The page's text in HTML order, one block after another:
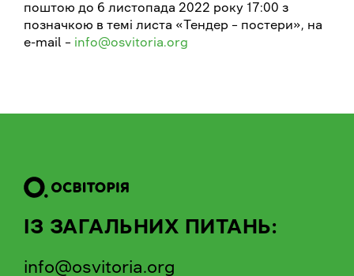
поштою до 6 листопада 2022 року 17:00 з
позначкою в темі листа «Тендер – постери», на
e-mail – info@osvitoria.org
ІЗ ЗАГАЛЬНИХ ПИТАНЬ:
info@osvitoria.org